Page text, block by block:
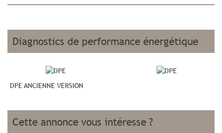
diagnostics de performance énergétique
DPE ANCIENNE VERSION
cette annonce vous intéresse ?